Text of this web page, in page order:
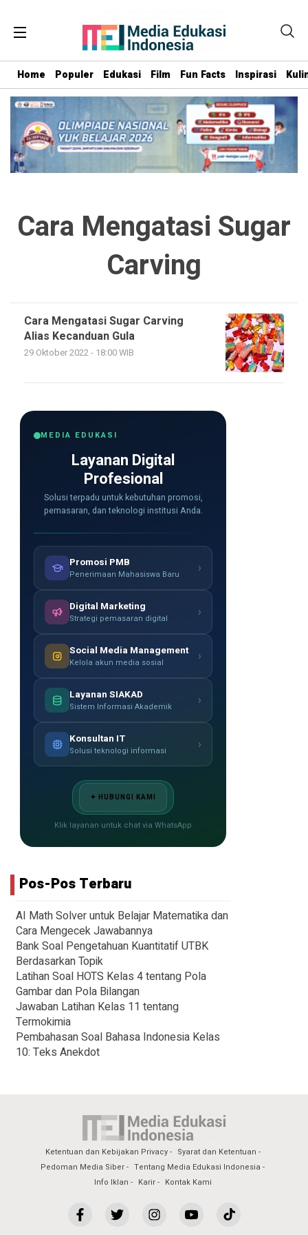
Home Populer Edukasi Film Fun Facts Inspirasi
Cara Mengatasi Sugar
Carving
Cara Mengatasi Sugar Carving
Alias Kecanduan Gula
29 Oktober 2022 - 18:00 WIB
MEDIA EDUKASI
Layanan Digital
Profesional
Solusi terpadu untuk kebutuhan promosi,
pemasaran, dan teknologi institusi Anda.
Promosi PMB
Penerimaan Mahasiswa Baru ›
Digital Marketing
Strategi pemasaran digital ›
Social Media Management
Kelola akun media sosial ›
Layanan SIAKAD
Sistem Informasi Akademik ›
Konsultan IT
Solusi teknologi informasi ›
✦ HUBUNGI KAMI
Klik layanan untuk chat via WhatsApp
Pos-Pos Terbaru
AI Math Solver untuk Belajar Matematika dan
Cara Mengecek Jawabannya
Bank Soal Pengetahuan Kuantitatif UTBK
Berdasarkan Topik
Latihan Soal HOTS Kelas 4 tentang Pola
Gambar dan Pola Bilangan
Jawaban Latihan Kelas 11 tentang
Termokimia
Pembahasan Soal Bahasa Indonesia Kelas
10: Teks Anekdot
Ketentuan dan Kebijakan Privacy
Syarat dan Ketentuan
Pedoman Media Siber
Tentang Media Edukasi Indonesia
Info Iklan
Karir Kontak Kami